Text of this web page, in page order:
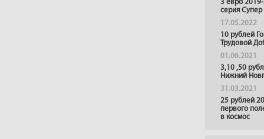
3 евро
серия
17.05.2022
10 рублей
Трудовой
01.06.2021
3,10 ,50
Нижний
31.03.2021
25 рублей
первого
в космос